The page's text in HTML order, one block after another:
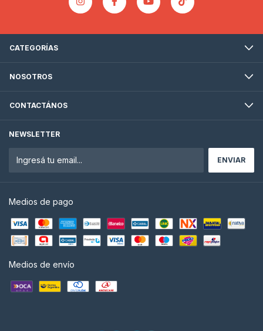
CATEGORÍAS
NOSOTROS
CONTACTÁNOS
NEWSLETTER
Medios de pago
Medios de envío